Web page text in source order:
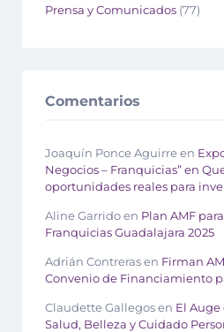
Prensa y Comunicados (77)
Comentarios
Joaquín Ponce Aguirreen
Negocios – Franquicias” en
oportunidades reales para
Aline Garridoen Plan AMF
Franquicias Guadalajara 2025
Adrián Contrerasen Firman
Convenio de Financiamiento
Claudette Gallegosen El Auge
Salud, Belleza y Cuidado